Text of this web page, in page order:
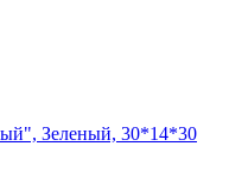
Зеленый, 30*14*30